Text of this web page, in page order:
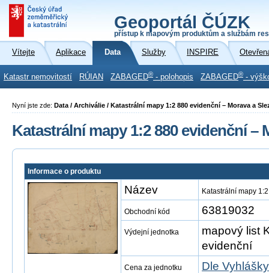
Geoportál ČÚZK
přístup k mapovým produktům a službám
Vítejte Aplikace Data Služby INSPIRE
Katastr nemovitostí RÚIAN ZABAGED® - polohopis ZABAGED® -
Nyní jste zde: Data / Archiválie / Katastrální mapy 1:2 880 evidenční – Morava a
Katastrální mapy 1:2 880 evidenční –
Informace o produktu
Název Katastrální mapy
Obchodní kód 63819032
Výdejní jednotka
mapový list
evidenční
Cena za jednotku Dle